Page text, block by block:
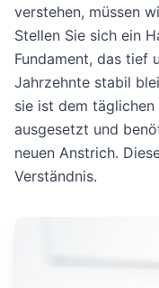
verstehen, müssen
Stellen Sie sich ein
Fundament, das tief
Jahrzehnte stabil
sie ist dem täglichen
ausgesetzt und
neuen Anstrich.
Verständnis.